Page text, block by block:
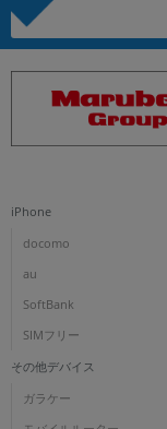
iPhone
docomo
au
SoftBank
SIMフリー
その他デバイス
ガラケー